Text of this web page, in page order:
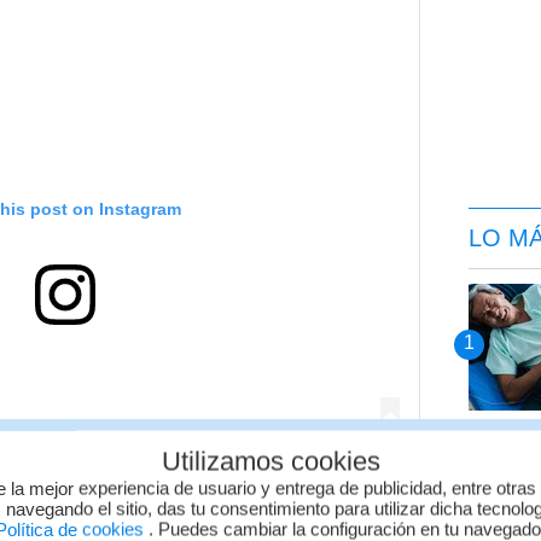
post on Instagram
LO
Utilizamos cookies
la mejor experiencia de usuario y entrega de publicidad, entre
navegando el sitio, das tu consentimiento para utilizar dicha
de cookies . Puedes cambiar la configuración en tu